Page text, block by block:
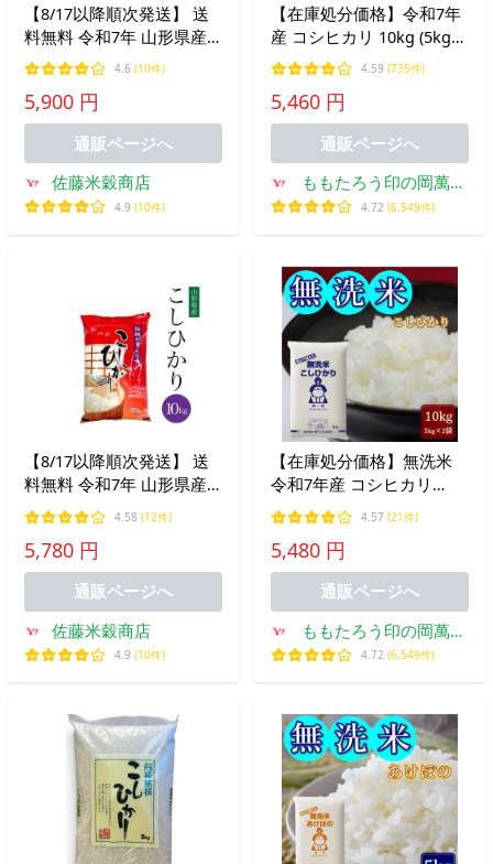
【8/17以降順次発送】 送
料無料 令和7年 山形県産
雪若丸 10kg(5kg×2) 米 白
米 爆買
4.6 (10件)
5,900 円
通販ページへ
佐藤米穀商店
4.9 (10件)
【在庫処分価格】令和7年
産 コシヒカリ 10kg (5kg×2
袋) 岡山県産 米 お米 送料
無料
4.59 (735件)
5,460 円
通販ページへ
ももたろう印の岡萬米
市場
4.72 (6,549件)
【8/17以降順次発送】 送
料無料 令和7年 山形県産
こしひかり 10kg 米 コシヒ
カリ 白米 米 お米 爆買
4.58 (12件)
5,780 円
通販ページへ
佐藤米穀商店
4.9 (10件)
【在庫処分価格】無洗米
令和7年産 コシヒカリ
10kg (5kg×2袋) 岡山県産
米 お米 送料無料
4.57 (21件)
5,480 円
通販ページへ
ももたろう印の岡萬米
市場
4.72 (6,549件)